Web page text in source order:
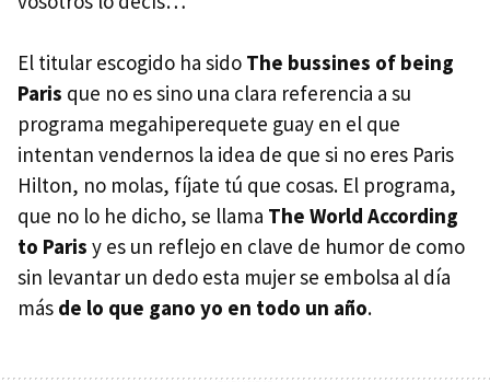
El titular escogido ha sido The bussines of being
Paris que no es sino una clara referencia a su
programa megahiperequete guay en el que
intentan vendernos la idea de que si no eres Paris
Hilton, no molas, fíjate tú que cosas. El programa,
que no lo he dicho, se llama The World According
to Paris y es un reflejo en clave de humor de como
sin levantar un dedo esta mujer se embolsa al día
más de lo que gano yo en todo un año.